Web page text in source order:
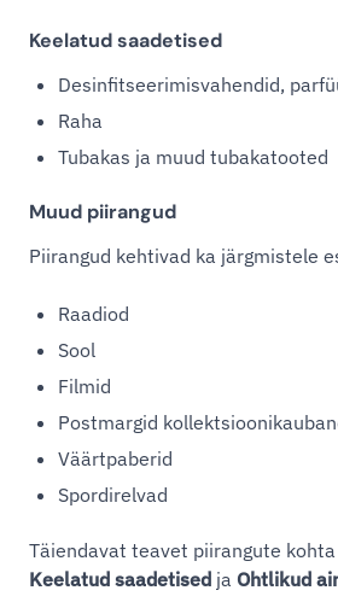
Keelatud saadetised
Desinfitseerimisvahendid,
Raha
Tubakas ja muud tubakatooted
Muud piirangud
Piirangud kehtivad ka järgmistele
Raadiod
Sool
Filmid
Postmargid
Väärtpaberid
Spordirelvad
Täiendavat teavet piirangute
Keelatud saadetised ja Ohtlikud